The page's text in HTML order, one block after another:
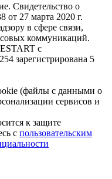
Свидетельство о
27 марта 2020 г.
в сфере связи,
коммуникаций.
с
зарегистрирована 5
(файлы с данными о
сервисов и
к защите
с пользовательским